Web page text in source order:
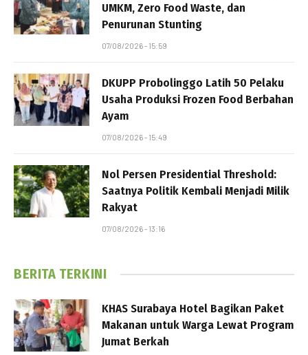
UMKM, Zero Food Waste, dan
Penurunan Stunting
07/08/2026 - 15:59
DKUPP Probolinggo Latih 50 Pelaku
Usaha Produksi Frozen Food Berbahan
Ayam
07/08/2026 - 15:49
Nol Persen Presidential Threshold:
Saatnya Politik Kembali Menjadi Milik
Rakyat
07/08/2026 - 13:16
BERITA TERKINI
KHAS Surabaya Hotel Bagikan Paket
Makanan untuk Warga Lewat Program
Jumat Berkah